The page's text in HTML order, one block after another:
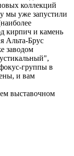
коллекций
мы уже запустили
кирпич и камень
Альта-Брус
заводом
группы в
и вам
выставочном